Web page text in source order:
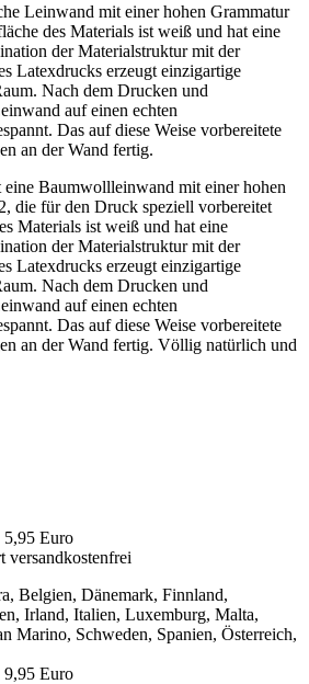
Leinwand mit einer hohen Grammatur
des Materials ist weiß und hat eine
der Materialstruktur mit der
Latexdrucks erzeugt einzigartige
Nach dem Drucken und
auf einen echten
Das auf diese Weise vorbereitete
an der Wand fertig.
eine Baumwollleinwand mit einer hohen
die für den Druck speziell vorbereitet
Materials ist weiß und hat eine
der Materialstruktur mit der
Latexdrucks erzeugt einzigartige
Nach dem Drucken und
auf einen echten
Das auf diese Weise vorbereitete
an der Wand fertig. Völlig natürlich und
5,95 Euro
versandkostenfrei
Belgien, Dänemark, Finnland,
Irland, Italien, Luxemburg, Malta,
Marino, Schweden, Spanien, Österreich,
9,95 Euro